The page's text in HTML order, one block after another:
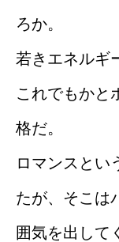
ろか。
若きエネルギ
これでもかと
格だ。
ロマンスとい
たが、そこは
囲気を出して